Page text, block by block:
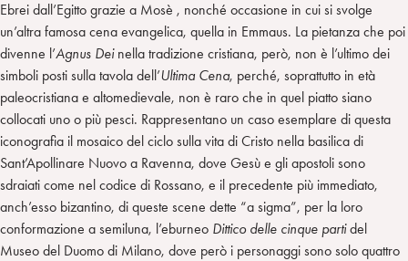
Ebrei dall’Egitto grazie a Mosè , nonché occasione in cui si svolge
un’altra famosa cena evangelica, quella in Emmaus. La pietanza che poi
divenne l’Agnus Deinella tradizione cristiana, però, non è l’ultimo dei
simboli posti sulla tavola dell’Ultima Cena, perché, soprattutto in età
paleocristiana e altomedievale, non è raro che in quel piatto siano
collocati uno o più pesci. Rappresentano un caso esemplare di questa
iconografia il mosaico del ciclo sulla vita di Cristo nella basilica di
Sant’Apollinare Nuovo a Ravenna, dove Gesù e gli apostoli sono
sdraiati come nel codice di Rossano, e il precedente più immediato,
anch’esso bizantino, di queste scene dette “a sigma”, per la loro
conformazione a semiluna, l’eburneo Dittico delle cinque partidel
Museo del Duomo di Milano, dove però i personaggi sono solo quattro